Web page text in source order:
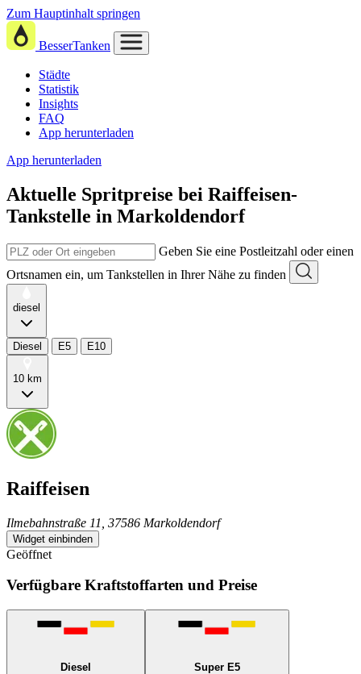
Zum Hauptinhalt springen
BesserTanken
Städte
Statistik
Insights
FAQ
App herunterladen
App herunterladen
Aktuelle Spritpreise bei Raiffeisen-
Tankstelle in Markoldendorf
Geben Sie eine Postleitzahl oder einen
Ortsnamen ein, um Tankstellen in Ihrer Nähe zu finden
diesel
Diesel E5 E10
10 km
Raiffeisen
Ilmebahnstraße 11, 37586 Markoldendorf
Widget einbinden
Geöffnet
Verfügbare Kraftstoffarten und Preise
Diesel Super E5